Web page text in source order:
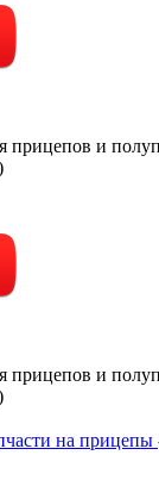
прицепов и
прицепов и
на прицепы